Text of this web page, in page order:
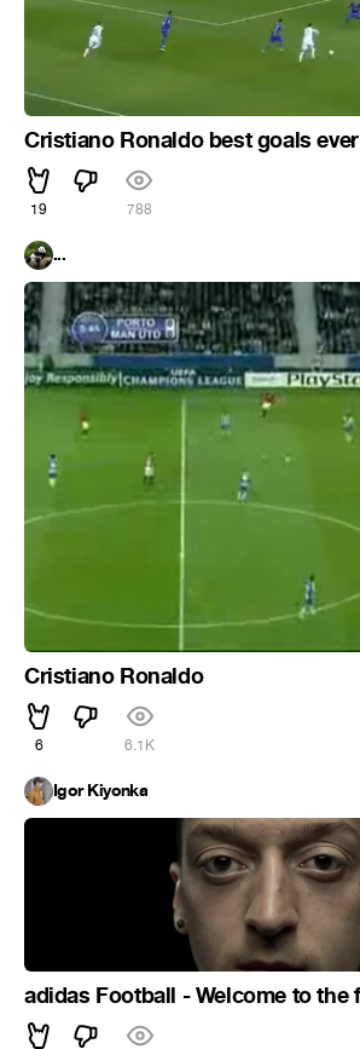
Cristiano Ronaldo best goals
19 788
...
Cristiano Ronaldo
6 6.1K
Igor Kiyonka
adidas Football - Welcome to the